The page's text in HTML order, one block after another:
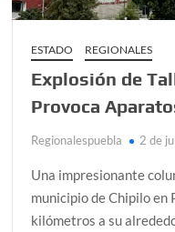
ESTADO REGIONALES
Explosión de
Provoca
Regionalespuebla 2 de
Una impresionante
municipio de Chipilo en
kilómetros a su